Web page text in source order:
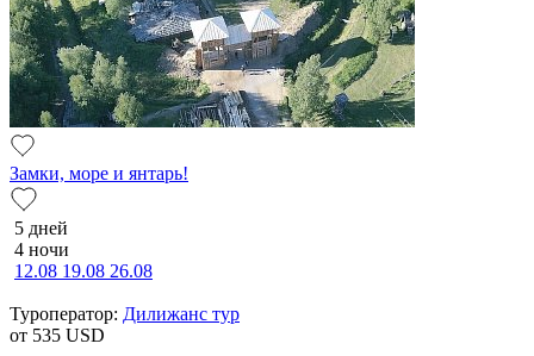
Замки, море и янтарь!
5 дней
4 ночи
12.08 19.08 26.08
Туроператор: Дилижанс тур
от 535 USD